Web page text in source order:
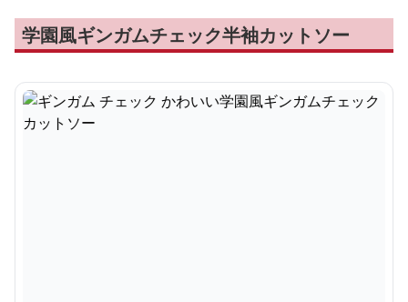
学園風ギンガムチェック半袖カットソー